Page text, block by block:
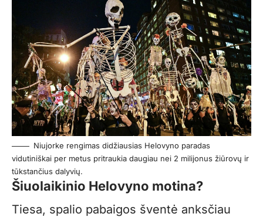
Niujorke rengimas didžiausias Helovyno paradas
vidutiniškai per metus pritraukia daugiau nei 2 milijonus žiūrovų ir
tūkstančius dalyvių.
Šiuolaikinio Helovyno motina?
Tiesa, spalio pabaigos šventė anksčiau